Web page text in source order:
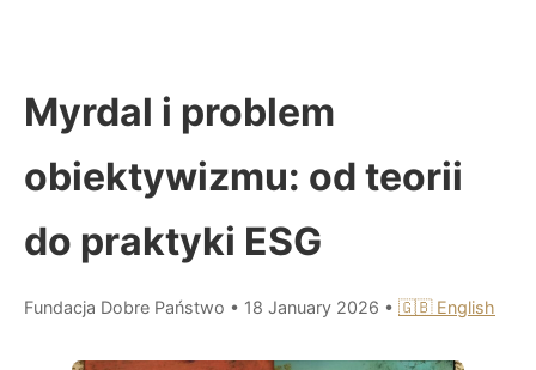
Myrdal i problem
obiektywizmu: od teorii
do praktyki ESG
Fundacja Dobre Państwo • 18 January 2026 • 🇬🇧 English